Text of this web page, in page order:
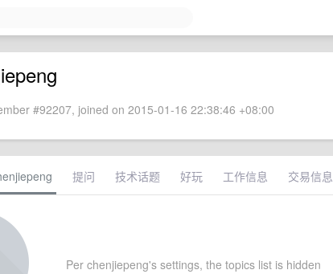
#92207, joined on 2015-01-16 22:38:46 +08:00
提问 技术话题 好玩 工作信息 交易信息
Per chenjiepeng's settings, the topics list is hidden